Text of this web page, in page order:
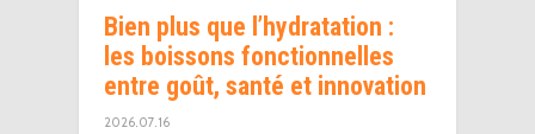
Bien plus que l’hydratation :
les boissons fonctionnelles
entre goût, santé et innovation
2026.07.16